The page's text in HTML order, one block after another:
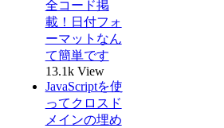
全コード掲
載！日付フォ
ーマットなん
て簡単です
13.1k View
JavaScriptを使
ってクロスド
メインの埋め